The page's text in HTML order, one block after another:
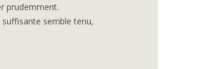
prudemment.
semble tenu,